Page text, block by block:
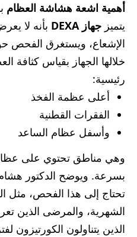
أهمية اشعة هشاشة العظام
يتميز جهاز DEXA
بأنه لا
خلالها الجهاز بقياس كثافة
رئيسية:
أعلى عظمة الفخذ
الفقرات القطنية
وأسفل عظام الساعد
وهي مناطق تحتوي على عظام
بسرعة. ويوضح الدكتور هشام
تحتاج إلى هذا الفحص، مثل
الشهرية، والمرضى الذين
الذين يتناولون الكورتيزون